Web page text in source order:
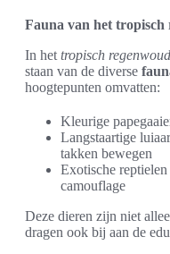
Fauna van het tropisch
In het tropisch
staan van de diverse
hoogtepunten omvatten:
Kleurige
Langstaartige
takken bewegen
Exotische
camouflage
Deze dieren zijn niet
dragen ook bij aan de